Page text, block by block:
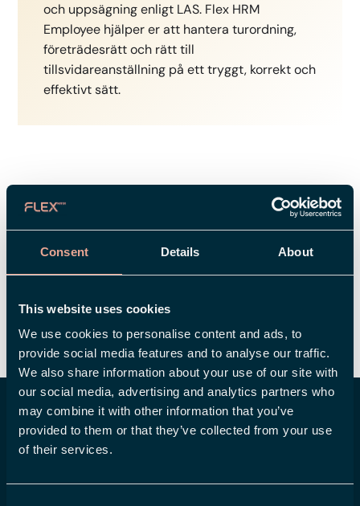
Consent Details About
This website uses cookies
We use cookies to personalise content and ads, to
provide social media features and to analyse our traffic.
We also share information about your use of our site with
our social media, advertising and analytics partners who
may combine it with other information that you’ve
provided to them or that they’ve collected from your use
of their services.
och uppsägning enligt LAS. Flex HRM
Employee hjälper er att hantera turordning,
företrädesrätt och rätt till
tillsvidareanställning på ett tryggt, korrekt och
effektivt sätt.
Ett urval av våra kunder